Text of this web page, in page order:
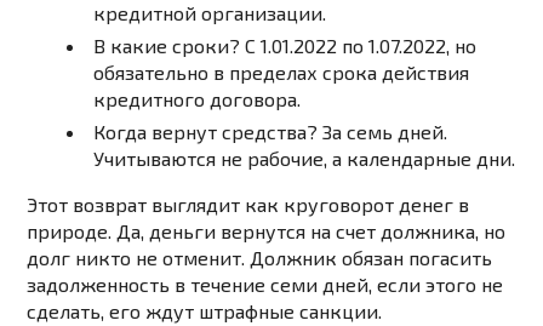
кредитной организации.
В какие сроки? С 1.01.2022 по 1.07.2022, но
обязательно в пределах срока действия
кредитного договора.
Когда вернут средства? За семь дней.
Учитываются не рабочие, а календарные дни.
Этот возврат выглядит как круговорот денег в
природе. Да, деньги вернутся на счет должника, но
долг никто не отменит. Должник обязан погасить
задолженность в течение семи дней, если этого не
сделать, его ждут штрафные санкции.